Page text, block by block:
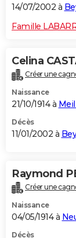
14/07/2002 à
Famille
Celina
Créer une
Naissance
21/10/1914 à
Décès
11/01/2002 à
Raymond
Créer une
Naissance
04/05/1914 à
Décès